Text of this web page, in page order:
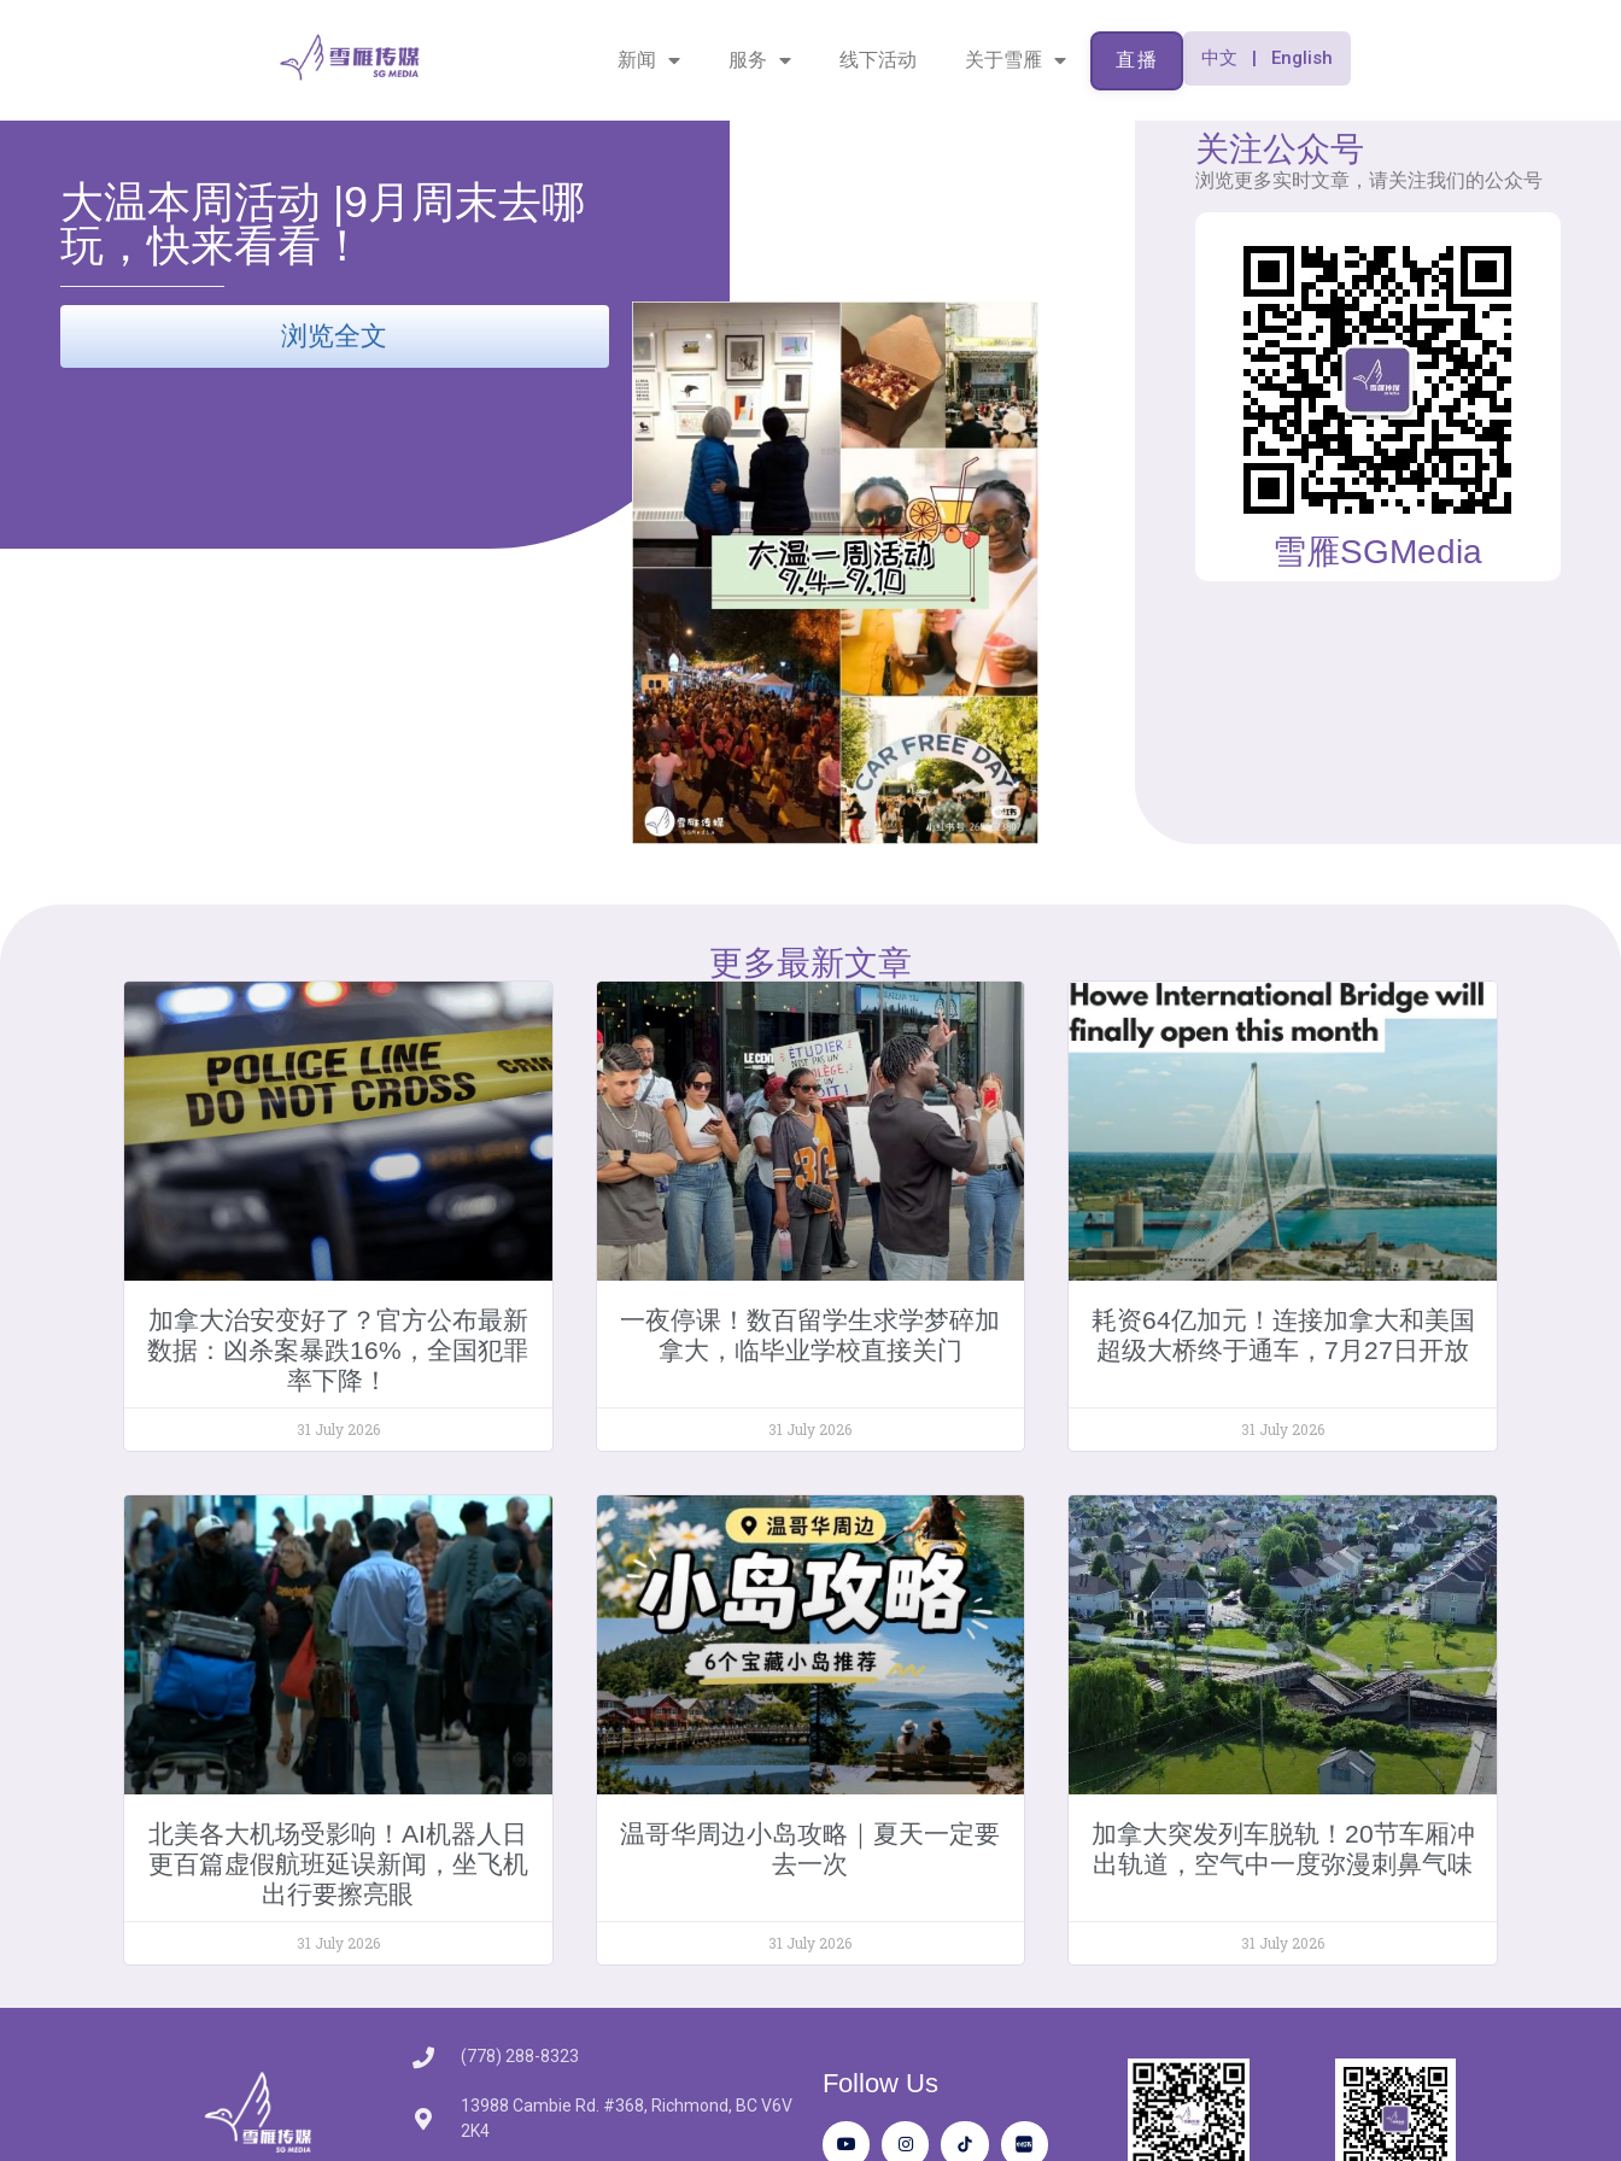
新闻 服务 线下活动 关于雪雁 直播 中文 | English
大温本周活动 |9月周末去哪
玩，快来看看！
浏览全文
关注公众号
浏览更多实时文章，请关注我们的公众号
雪雁SGMedia
更多最新文章
加拿大治安变好了？官方公布最新
数据：凶杀案暴跌16%，全国犯罪
率下降！
31 July 2026
一夜停课！数百留学生求学梦碎加
拿大，临毕业学校直接关门
31 July 2026
耗资64亿加元！连接加拿大和美国
超级大桥终于通车，7月27日开放
31 July 2026
北美各大机场受影响！AI机器人日
更百篇虚假航班延误新闻，坐飞机
出行要擦亮眼
31 July 2026
温哥华周边小岛攻略｜夏天一定要
去一次
31 July 2026
加拿大突发列车脱轨！20节车厢冲
出轨道，空气中一度弥漫刺鼻气味
31 July 2026
(778) 288-8323
13988 Cambie Rd. #368, Richmond, BC V6V
2K4
Follow Us